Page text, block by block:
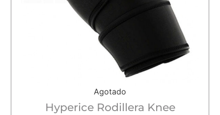
Agotado
Hyperice Rodillera Knee